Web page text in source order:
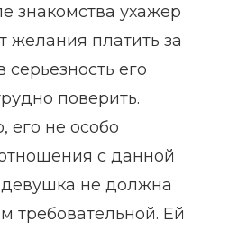
знакомства ухажер
желания платить за
серьезность его
поверить.
его не особо
с данной
не должна
требовательной. Ей